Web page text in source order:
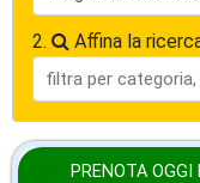
2. Affina la
PRENOTA OGGI